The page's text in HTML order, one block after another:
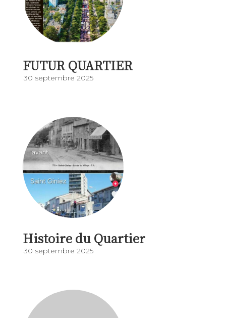
FUTUR QUARTIER
30 septembre 2025
Histoire du Quartier
30 septembre 2025